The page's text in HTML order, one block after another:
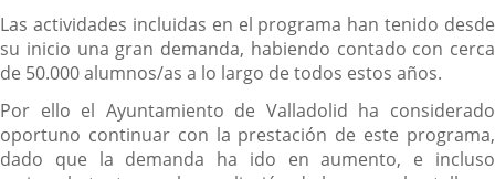
Las actividades incluidas en el programa han tenido desde
su inicio una gran demanda, habiendo contado con cerca
de 50.000 alumnos/as a lo largo de todos estos años.
Por ello el Ayuntamiento de Valladolid ha considerado
oportuno continuar con la prestación de este programa,
dado que la demanda ha ido en aumento, e incluso